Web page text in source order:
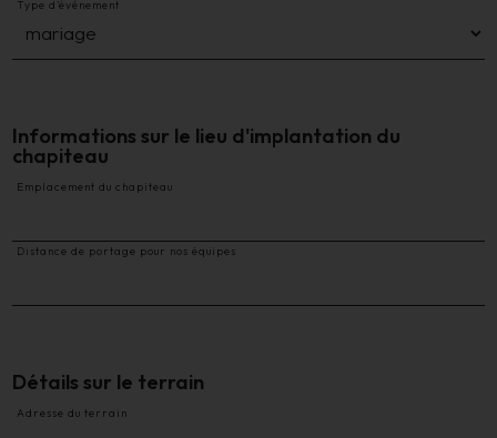
Type d’événement
Informations sur le lieu d'implantation du
chapiteau
Emplacement du chapiteau
Distance de portage pour nos équipes
Détails sur le terrain
Adresse du terrain